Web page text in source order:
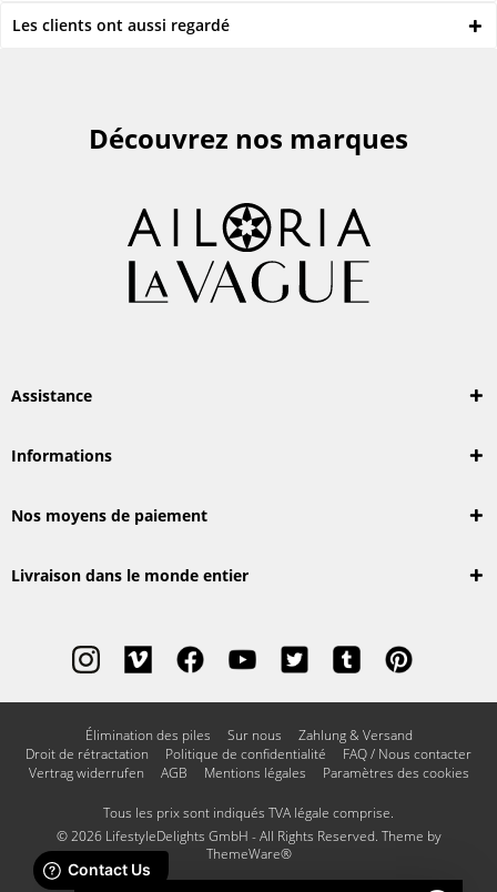
Les clients ont aussi regardé
Découvrez nos marques
Assistance
Informations
Nos moyens de paiement
Livraison dans le monde entier
Élimination des piles Sur nous
Zahlung & Versand
Droit de rétractation
Politique de confidentialité
FAQ / Nous contacter
Vertrag widerrufen
AGB Mentions légales Paramètres des cookies
Tous les prix sont indiqués TVA légale comprise.
© 2026 LifestyleDelights GmbH - All Rights Reserved. Theme by
ThemeWare®